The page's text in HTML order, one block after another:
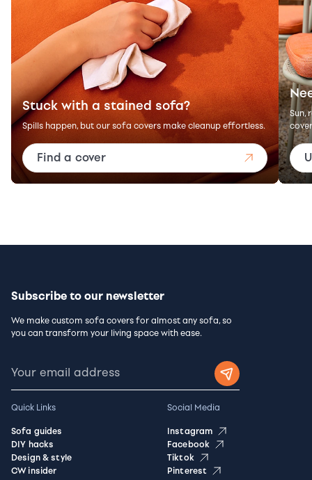
Stuck with a stained sofa?
Spills happen, but our sofa covers make cleanup effortless.
Find a cover
Sun,
Subscribe to our newsletter
We make custom sofa covers for almost any sofa, so
you can transform your living space with ease.
Quick Links
Sofa guides
DIY hacks
Design & style
CW insider
Social Media
Instagram
Facebook
Tiktok
Pinterest